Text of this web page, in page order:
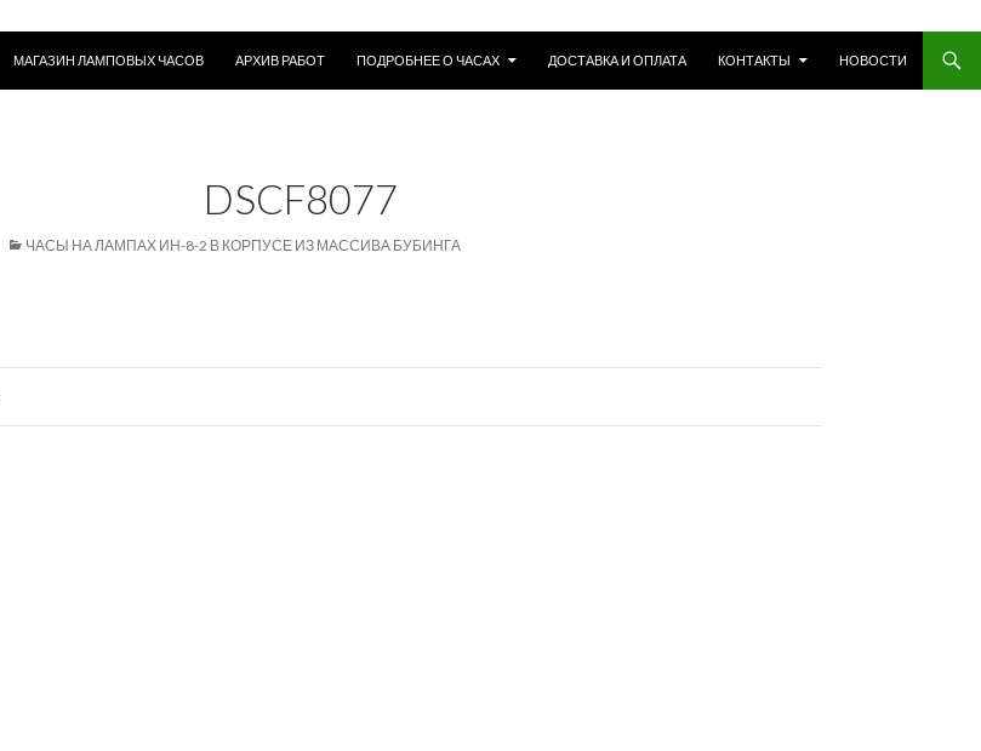
МАГАЗИН ЛАМПОВЫХ ЧАСОВ АРХИВ РАБОТ ПОДРОБНЕЕ О ЧАСАХ ДОСТАВКА И ОПЛАТА КОНТАКТЫ НОВОСТИ
DSCF8077
ЧАСЫ НА ЛАМПАХ ИН-8-2 В КОРПУСЕ ИЗ МАССИВА БУБИНГА